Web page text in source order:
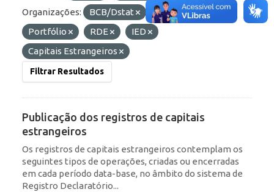
Organizações:
BCB/Dstat
Etiquetas:
Portfólio
RDE
IED
Capitais Estrangeiros
Filtrar Resultados
Publicação dos registros de capitais
estrangeiros
Os registros de capitais estrangeiros contemplam os
seguintes tipos de operações, criadas ou encerradas
em cada período data-base, no âmbito do sistema de
Registro Declaratório...